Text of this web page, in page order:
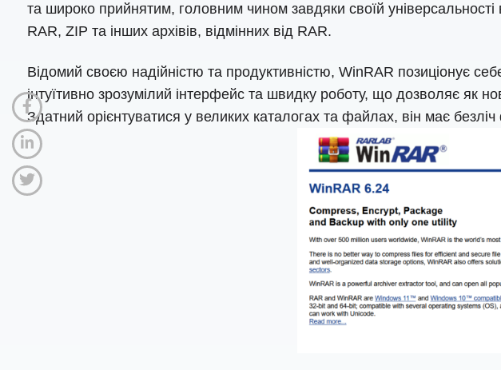
та широко прийнятим, головним чином завдяки своїй
RAR, ZIP та інших архівів, відмінних від RAR.
Відомий своєю надійністю та продуктивністю, WinRAR позиціонує
інтуїтивно зрозумілий інтерфейс та швидку роботу, що дозволяє як
Здатний орієнтуватися у великих каталогах та файлах, він має